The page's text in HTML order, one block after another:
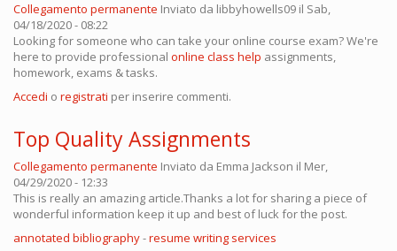
Collegamento permanente Inviato da libbyhowells09 il Sab,
04/18/2020 - 08:22
Looking for someone who can take your online course exam? We're
here to provide professional online class help assignments,
homework, exams & tasks.
Accedi o registrati per inserire commenti.
Top Quality Assignments
Collegamento permanente Inviato da Emma Jackson il Mer,
04/29/2020 - 12:33
This is really an amazing article.Thanks a lot for sharing a piece of
wonderful information keep it up and best of luck for the post.
annotated bibliography-resume writing services